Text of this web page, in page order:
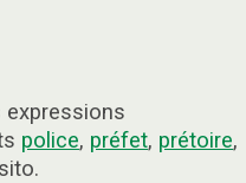
expressions
police, préfet, prétoire,